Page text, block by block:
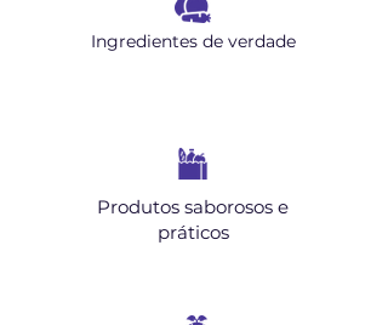
Ingredientes de verdade
Produtos saborosos e
práticos